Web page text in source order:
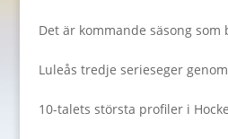
Det är kommande säsong
Luleås tredje serieseger
10-talets största profiler i